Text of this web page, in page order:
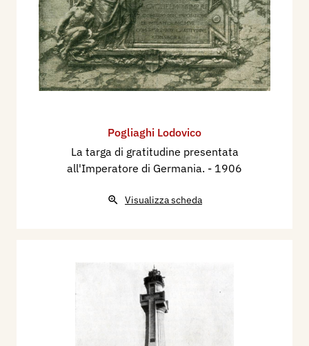
Pogliaghi Lodovico
La targa di gratitudine presentata
all'Imperatore di Germania. - 1906
Visualizza scheda